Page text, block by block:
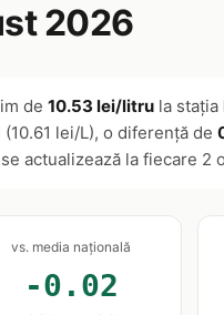
2026
de 10.53 lei/litru la stația
lei/L), o diferență de
actualizează la fiecare 2
vs. media națională
-0.02